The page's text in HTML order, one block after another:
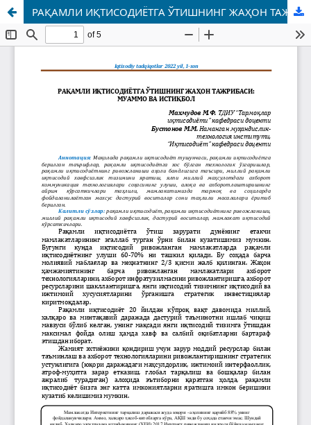
РАҚАМЛИ ИҚТИСОДИЁТГА ЎТИШНИНГ ЖАҲОН ТАЖРИБАСИ: МУАММО ВА ИСТИҚБОЛ